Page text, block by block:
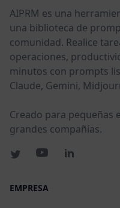
AIPRM es una
una biblioteca de
comunidad. Realice
operaciones,
minutos con prompts
Claude, Gemini,
Creado para pequeñas
grandes compañías.
EMPRESA